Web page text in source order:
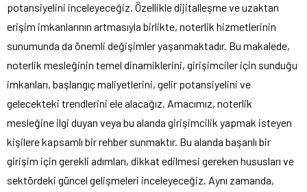
potansiyelini inceleyeceğiz. Özellikle dijitalleşme ve uzaktan
erişim imkanlarının artmasıyla birlikte, noterlik hizmetlerinin
sunumunda da önemli değişimler yaşanmaktadır. Bu makalede,
noterlik mesleğinin temel dinamiklerini, girişimciler için sunduğu
imkanları, başlangıç maliyetlerini, gelir potansiyelini ve
gelecekteki trendlerini ele alacağız. Amacımız, noterlik
mesleğine ilgi duyan veya bu alanda girişimcilik yapmak isteyen
kişilere kapsamlı bir rehber sunmaktır. Bu alanda başarılı bir
girişim için gerekli adımları, dikkat edilmesi gereken hususları ve
sektördeki güncel gelişmeleri inceleyeceğiz. Aynı zamanda,